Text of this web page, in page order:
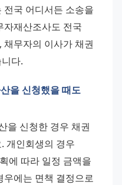
전국 어디서든 소송을
자재산조사도 전국
무자의 이사가 채권
다.
을 신청했을 때도
을 신청한 경우 채권
개인회생의 경우
에 따라 일정 금액을
우에는 면책 결정으로